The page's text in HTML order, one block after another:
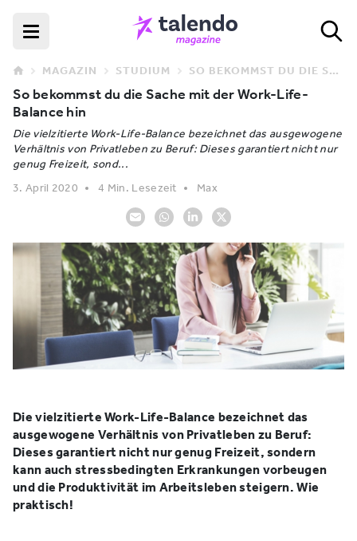
MAGAZIN STUDIUM SO BEKOMMST DU DIE SACHE MIT DER WORK-LIFE-BALANCE HIN
So bekommst du die Sache mit der Work-Life-
Balance hin
Die vielzitierte Work-Life-Balance bezeichnet das ausgewogene
Verhältnis von Privatleben zu Beruf: Dieses garantiert nicht nur
genug Freizeit, sond...
3. April 2020
4 Min. Lesezeit Max
Die vielzitierte Work-Life-Balance bezeichnet das
ausgewogene Verhältnis von Privatleben zu Beruf:
Dieses garantiert nicht nur genug Freizeit, sondern
kann auch stressbedingten Erkrankungen vorbeugen
und die Produktivität im Arbeitsleben steigern. Wie
praktisch!